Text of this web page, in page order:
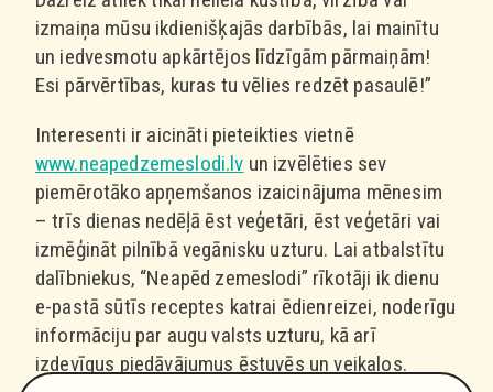
izmaiņa mūsu ikdienišķajās darbībās, lai mainītu
un iedvesmotu apkārtējos līdzīgām pārmaiņām!
Esi pārvērtības, kuras tu vēlies redzēt pasaulē!”
Interesenti ir aicināti pieteikties vietnē
www.neapedzemeslodi.lv un izvēlēties sev
piemērotāko apņemšanos izaicinājuma mēnesim
– trīs dienas nedēļā ēst veģetāri, ēst veģetāri vai
izmēģināt pilnībā vegānisku uzturu. Lai atbalstītu
dalībniekus, “Neapēd zemeslodi” rīkotāji ik dienu
e-pastā sūtīs receptes katrai ēdienreizei, noderīgu
informāciju par augu valsts uzturu, kā arī
izdevīgus piedāvājumus ēstuvēs un veikalos.